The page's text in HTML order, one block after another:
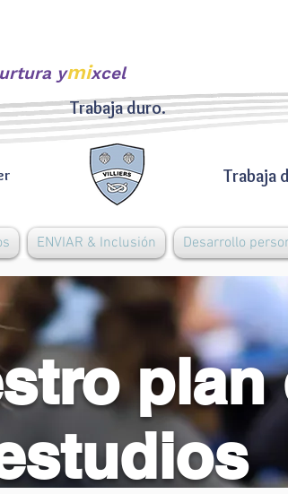
ymixcel
Trabaja
Trabaja duro.
ENVIAR & Inclusión Desarrollo
plan